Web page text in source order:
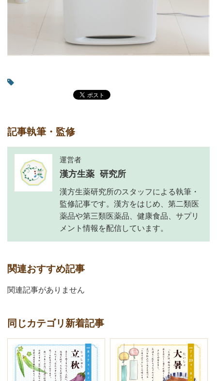
記事執筆・監修
運営者
漢方生薬 研究所
漢方生薬研究所のスタッフによる執筆・
監修記事です。漢方をはじめ、第二類医
薬品や第三類医薬品、健康食品、サプリ
メント情報を配信しています。
関連おすすめ記事
関連記事がありません
同じカテゴリ新着記事